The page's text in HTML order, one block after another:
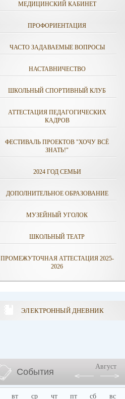
МЕДИЦИНСКИЙ КАБИНЕТ
ПРОФОРИЕНТАЦИЯ
ЧАСТО ЗАДАВАЕМЫЕ ВОПРОСЫ
НАСТАВНИЧЕСТВО
ШКОЛЬНЫЙ СПОРТИВНЫЙ КЛУБ
АТТЕСТАЦИЯ ПЕДАГОГИЧЕСКИХ
КАДРОВ
ФЕСТИВАЛЬ ПРОЕКТОВ "ХОЧУ ВСЁ
ЗНАТЬ!"
2024 ГОД СЕМЬИ
ДОПОЛНИТЕЛЬНОЕ ОБРАЗОВАНИЕ
МУЗЕЙНЫЙ УГОЛОК
ШКОЛЬНЫЙ ТЕАТР
ПРОМЕЖУТОЧНАЯ АТТЕСТАЦИЯ 2025-
2026
ЭЛЕКТРОННЫЙ ДНЕВНИК
События
Август
вт ср чт пт сб вс